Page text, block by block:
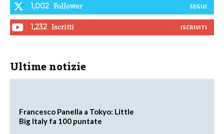
1,002 Follower SEGUI
1,232 Iscritti ISCRIVITI
Ultime notizie
Francesco Panella a Tokyo: Little
Big Italy fa 100 puntate